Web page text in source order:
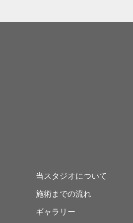
当スタジオについて
施術までの流れ
ギャラリー